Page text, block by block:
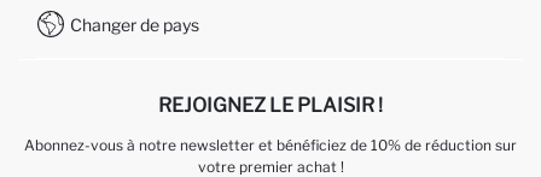
Service Client +212 525 076 633
Changer de pays
REJOIGNEZ LE PLAISIR !
Abonnez-vous à notre newsletter et bénéficiez de 10% de réduction sur
votre premier achat !